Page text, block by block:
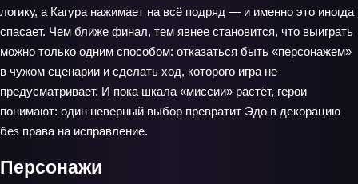
логику, а Кагура нажимает на всё подряд — и именно это иногда
спасает. Чем ближе финал, тем явнее становится, что выиграть
можно только одним способом: отказаться быть «персонажем»
в чужом сценарии и сделать ход, которого игра не
предусматривает. И пока шкала «миссии» растёт, герои
понимают: один неверный выбор превратит Эдо в декорацию
без права на исправление.
Персонажи